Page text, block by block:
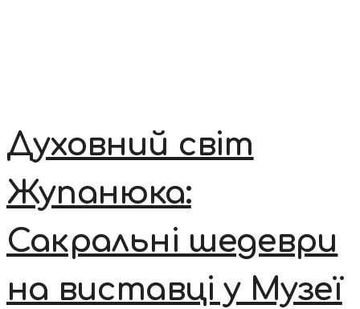
Духовний світ
Жупанюка:
Сакральні шедеври
на виставці у Музеї